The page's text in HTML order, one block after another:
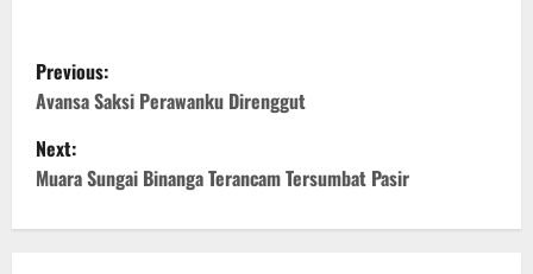
P
o
s
Previous:
Avansa Saksi Perawanku Direnggut
Next:
Muara Sungai Binanga Terancam Tersumbat Pasir